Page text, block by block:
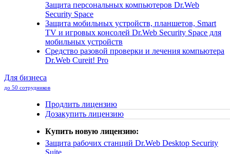
Защита персональных компьютеров Dr.Web
Security Space
Защита мобильных устройств, планшетов, Smart
TV и игровых консолей Dr.Web Security Space для
мобильных устройств
Средство разовой проверки и лечения компьютера
Dr.Web Cureit! Pro
Для бизнеса
до 50 сотрудников
Продлить лицензию
Дозакупить лицензию
Купить новую лицензию:
Защита рабочих станций Dr.Web Desktop Security
Suite